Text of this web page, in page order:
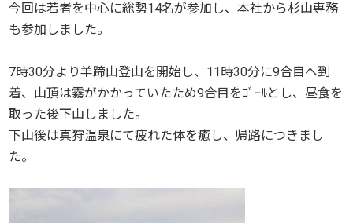
今回は若者を中心に総勢14名が参加し、本社から杉山専務
も参加しました。
7時30分より羊蹄山登山を開始し、11時30分に9合目へ到
着、山頂は霧がかかっていたため9合目をｺﾞｰﾙとし、昼食を
取った後下山しました。
下山後は真狩温泉にて疲れた体を癒し、帰路につきまし
た。